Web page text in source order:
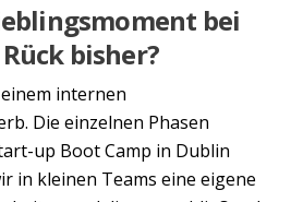
bei
bisher?
internen
Die einzelnen Phasen
up Boot Camp in Dublin
in kleinen Teams eine eigene